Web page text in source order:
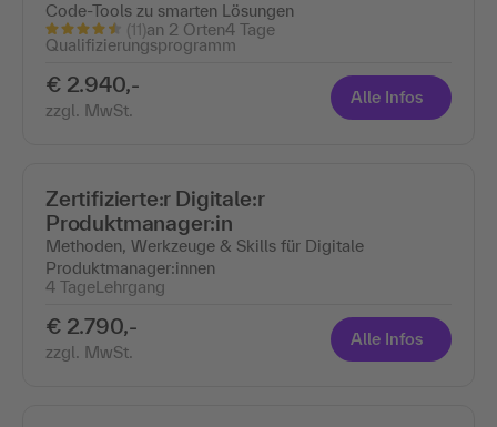
Code-Tools zu smarten Lösungen
(11)an 2 Orten4 Tage
Qualifizierungsprogramm
€ 2.940,-
zzgl. MwSt.
Alle Infos
Zertifizierte:r Digitale:r
Produktmanager:in
Methoden, Werkzeuge & Skills für Digitale
Produktmanager:innen
4 TageLehrgang
€ 2.790,-
zzgl. MwSt.
Alle Infos